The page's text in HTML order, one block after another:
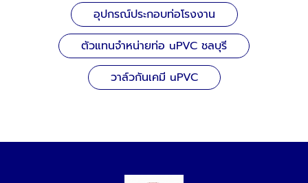
อุปกรณ์ประกอบท่อโรงงาน
ตัวแทนจำหน่ายท่อ uPVC ชลบุรี
วาล์วกันเคมี uPVC